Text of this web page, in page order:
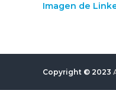
Imagen de
Copyright © 2023